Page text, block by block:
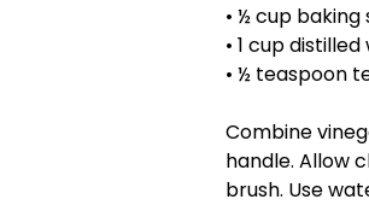
• ½ cup baking
• 1 cup
• ½ teaspoon
Combine
handle. Allow
brush. Use